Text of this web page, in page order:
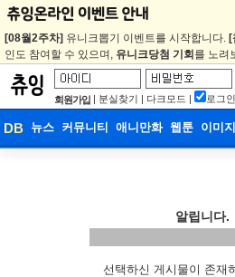
[08월2주차] 유니크뽑기 이벤트를 시작합니다.
인도 참여할 수 있으며, 유니크당첨 기회 를 노려
회원가입 | 분실찾기 | 다크모드 | 로그
DB 뉴스 커뮤니티 애니만화 웹툰 이미지
알립니다.
선택하신 게시물이 존재